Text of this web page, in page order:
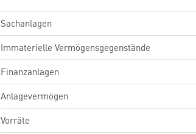
Sachanlagen
Immaterielle Vermögensgegenstände
Finanzanlagen
Anlagevermögen
Vorräte